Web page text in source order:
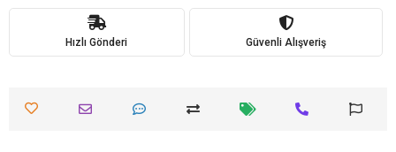
Hızlı Gönderi Güvenli Alışveriş